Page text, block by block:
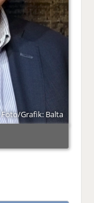
Foto/Grafik: Balta